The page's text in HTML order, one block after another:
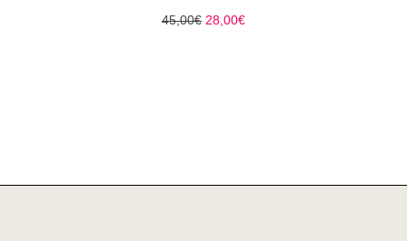
45,00€ Original
28,00€Η